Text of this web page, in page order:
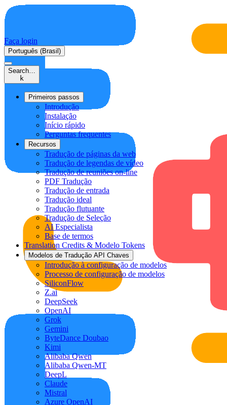
Faça login
Português (Brasil)
Search…
k
Primeiros passos
Introdução
Instalação
Início rápido
Perguntas frequentes
Recursos
Tradução de páginas da web
Tradução de legendas de vídeo
Tradução de reuniões on-line
PDF Tradução
Tradução de entrada
Tradução ideal
Tradução flutuante
Tradução de Seleção
AI Especialista
Base de termos
Translation Credits & Modelo Tokens
Modelos de Tradução API Chaves
Introdução à configuração de modelos
Processo de configuração de modelos
SiliconFlow
Z.ai
DeepSeek
OpenAI
Grok
Gemini
ByteDance Doubao
Kimi
Alibaba Qwen
Alibaba Qwen-MT
DeepL
Claude
Mistral
Azure OpenAI